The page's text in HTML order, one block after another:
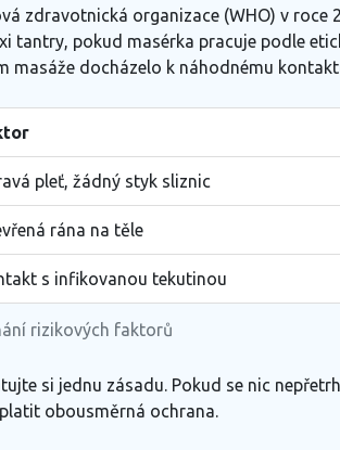
zdravotnická organizace (WHO) v
tantry, pokud masérka pracuje podle
masáže docházelo k náhodnému
rizikových faktorů
pleť, žádný styk sliznic
rána na těle
s infikovanou tekutinou
si jednu zásadu. Pokud se nic
obousměrná ochrana.